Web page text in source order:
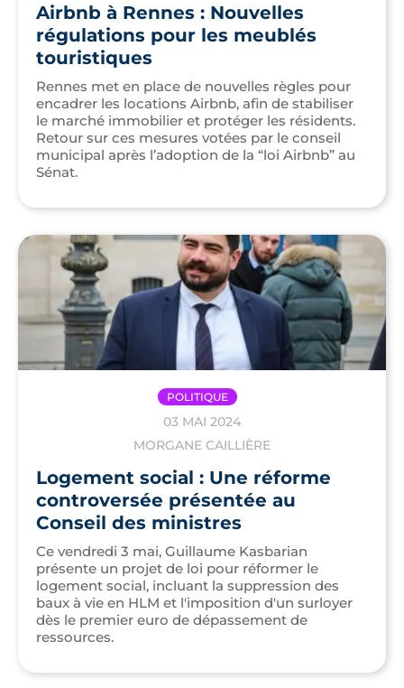
Airbnb à Rennes : Nouvelles
régulations pour les meublés
touristiques
Rennes met en place de nouvelles règles pour
encadrer les locations Airbnb, afin de stabiliser
le marché immobilier et protéger les résidents.
Retour sur ces mesures votées par le conseil
municipal après l’adoption de la “loi Airbnb” au
Sénat.
POLITIQUE
03 MAI 2024
MORGANE CAILLIÈRE
Logement social : Une réforme
controversée présentée au
Conseil des ministres
Ce vendredi 3 mai, Guillaume Kasbarian
présente un projet de loi pour réformer le
logement social, incluant la suppression des
baux à vie en HLM et l'imposition d'un surloyer
dès le premier euro de dépassement de
ressources.